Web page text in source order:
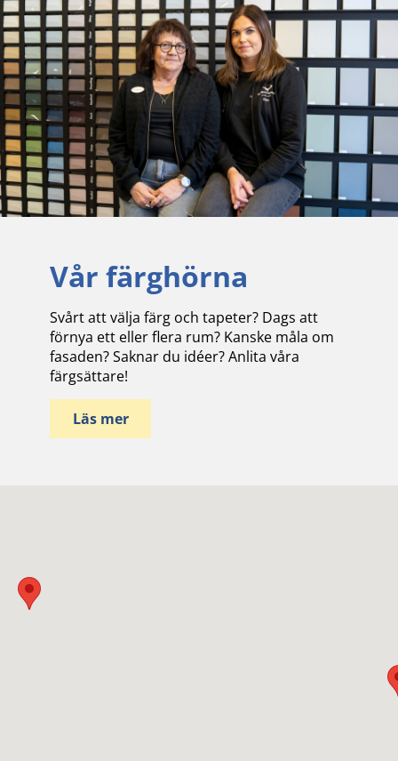
Vår färghörna
Svårt att välja färg och tapeter? Dags att
förnya ett eller flera rum? Kanske måla om
fasaden? Saknar du idéer? Anlita våra
färgsättare!
Läs mer